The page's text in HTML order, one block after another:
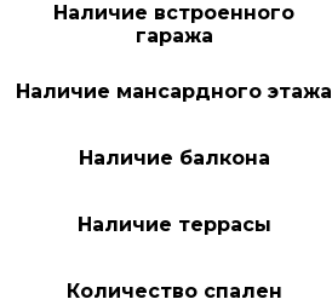
Наличие встроенного
гаража
Наличие мансардного этажа
Наличие балкона
Наличие террасы
Количество спален